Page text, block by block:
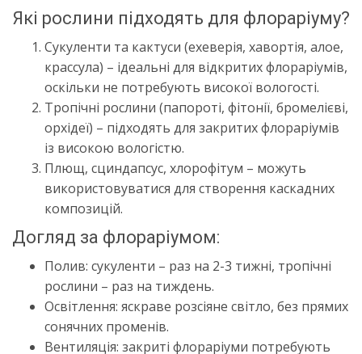
Які рослини підходять для флораріуму?
Сукуленти та кактуси (ехеверія, хавортія, алое,
крассула) – ідеальні для відкритих флораріумів,
оскільки не потребують високої вологості.
Тропічні рослини (папороті, фітонії, бромелієві,
орхідеї) – підходять для закритих флораріумів
із високою вологістю.
Плющ, сциндапсус, хлорофітум – можуть
використовуватися для створення каскадних
композицій.
Догляд за флораріумом:
Полив: сукуленти – раз на 2-3 тижні, тропічні
рослини – раз на тиждень.
Освітлення: яскраве розсіяне світло, без прямих
сонячних променів.
Вентиляція: закриті флораріуми потребують